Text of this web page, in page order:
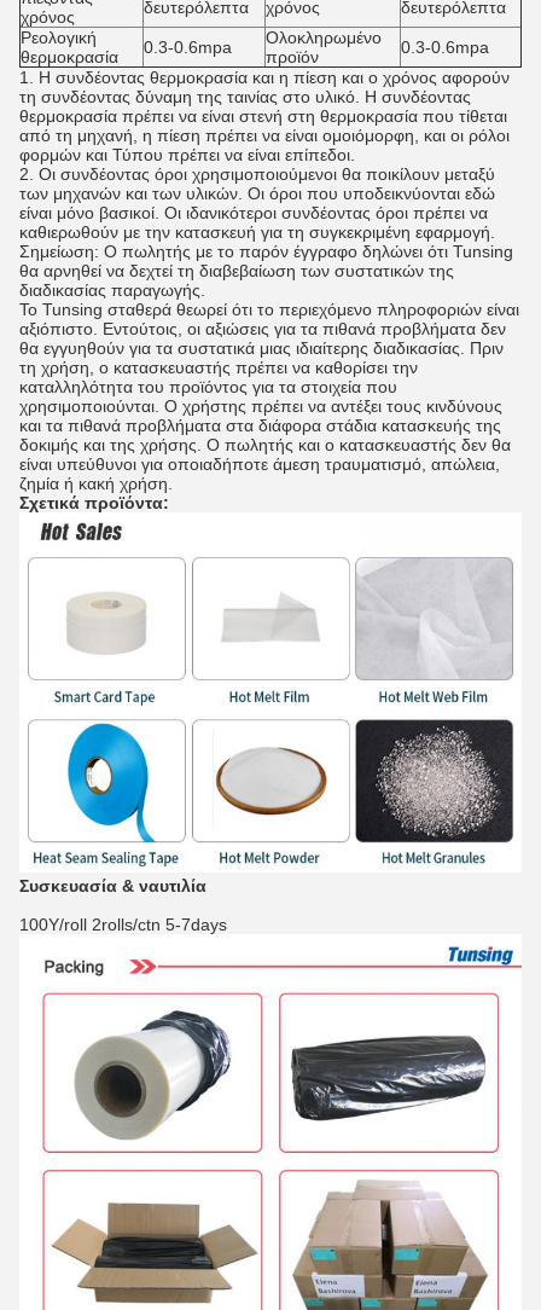
χρόνος
δευτερόλεπτα χρόνος
δευτερόλεπτα
Ρεολογική
θερμοκρασία
0.3-0.6mpa
Ολοκληρωμένο
προϊόν
0.3-0.6mpa
1. Η συνδέοντας θερμοκρασία και η πίεση και ο χρόνος αφορούν
τη συνδέοντας δύναμη της ταινίας στο υλικό. Η συνδέοντας
θερμοκρασία πρέπει να είναι στενή στη θερμοκρασία που τίθεται
από τη μηχανή, η πίεση πρέπει να είναι ομοιόμορφη, και οι ρόλοι
φορμών και Τύπου πρέπει να είναι επίπεδοι.
2. Οι συνδέοντας όροι χρησιμοποιούμενοι θα ποικίλουν μεταξύ
των μηχανών και των υλικών. Οι όροι που υποδεικνύονται εδώ
είναι μόνο βασικοί. Οι ιδανικότεροι συνδέοντας όροι πρέπει να
καθιερωθούν με την κατασκευή για τη συγκεκριμένη εφαρμογή.
Σημείωση: Ο πωλητής με το παρόν έγγραφο δηλώνει ότι Tunsing
θα αρνηθεί να δεχτεί τη διαβεβαίωση των συστατικών της
διαδικασίας παραγωγής.
Το Tunsing σταθερά θεωρεί ότι το περιεχόμενο πληροφοριών είναι
αξιόπιστο. Εντούτοις, οι αξιώσεις για τα πιθανά προβλήματα δεν
θα εγγυηθούν για τα συστατικά μιας ιδιαίτερης διαδικασίας. Πριν
τη χρήση, ο κατασκευαστής πρέπει να καθορίσει την
καταλληλότητα του προϊόντος για τα στοιχεία που
χρησιμοποιούνται. Ο χρήστης πρέπει να αντέξει τους κινδύνους
και τα πιθανά προβλήματα στα διάφορα στάδια κατασκευής της
δοκιμής και της χρήσης. Ο πωλητής και ο κατασκευαστής δεν θα
είναι υπεύθυνοι για οποιαδήποτε άμεση τραυματισμό, απώλεια,
ζημία ή κακή χρήση.
Σχετικά προϊόντα:
Συσκευασία & ναυτιλία
100Y/roll 2rolls/ctn 5-7days